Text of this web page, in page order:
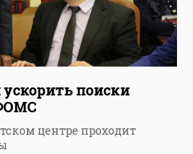
поиски
центре проходит